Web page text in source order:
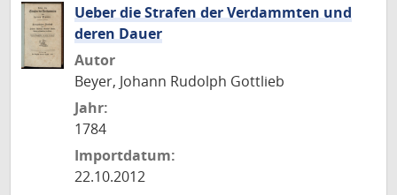
Ueber die Strafen der Verdammten und
deren Dauer
Autor
Beyer, Johann Rudolph Gottlieb
Jahr:
1784
Importdatum:
22.10.2012